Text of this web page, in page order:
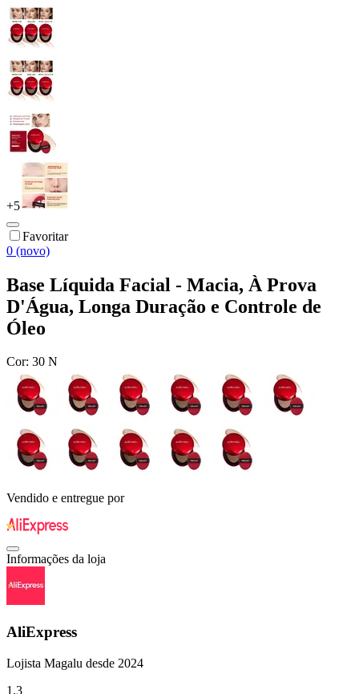
+5
Favoritar
0 (novo)
Base Líquida Facial - Macia, À Prova
D'Água, Longa Duração e Controle de
Óleo
Cor: 30 N
Vendido e entregue por
Informações da loja
AliExpress
Lojista Magalu desde 2024
1.3